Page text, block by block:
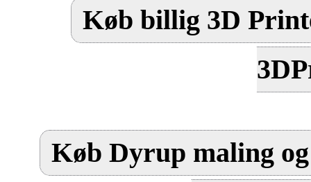
Køb billig 3D
Køb Dyrup maling